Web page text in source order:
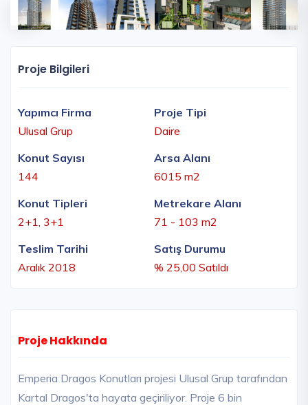
Proje Bilgileri
Yapımcı Firma
Ulusal Grup
Proje Tipi
Daire
Konut Sayısı
144
Arsa Alanı
6015 m2
Konut Tipleri
2+1, 3+1
Metrekare Alanı
71 - 103 m2
Teslim Tarihi
Aralık 2018
Satış Durumu
% 25,00 Satıldı
Proje Hakkında
Emperia Dragos Konutları projesi Ulusal Grup tarafından
Kartal Dragos'ta hayata geçiriliyor. Proje 6 bin